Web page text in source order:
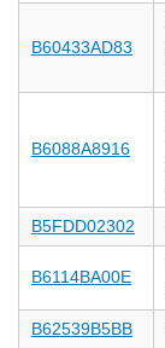
B60433AD83
B6088A8916
B5FDD02302
B6114BA00E
B62539B5BB